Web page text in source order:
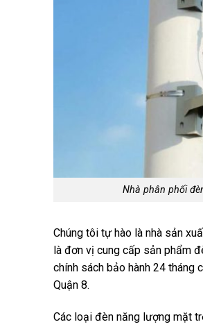
Nhà phân phối
Chúng tôi tự hào là nhà sản
là đơn vị cung cấp sản phẩm
chính sách bảo hành 24 tháng
Quận 8.
Các loại đèn năng lượng mặt